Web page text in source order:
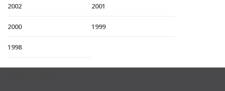
2002 2001
2000 1999
1998